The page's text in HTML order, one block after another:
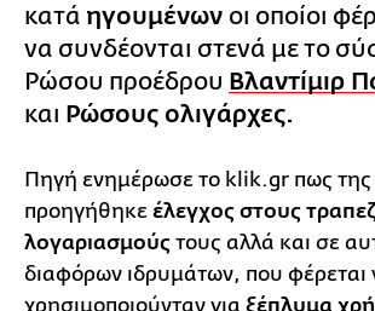
κατά ηγουμένων οι οποίοι
να συνδέονται στενά με το
Ρώσου προέδρου Βλαντίμιρ
και Ρώσους ολιγάρχες.
Πηγή ενημέρωσε το klik.gr πως της
προηγήθηκε έλεγχος στους
λογαριασμούς τους αλλά και σε
διαφόρων ιδρυμάτων, που φέρεται
χρησιμοποιούνταν για